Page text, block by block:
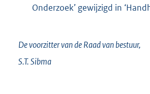
Onderzoek’ gewijzigd in
De voorzitter van de Raad van bestuur,
S.T.Sibma